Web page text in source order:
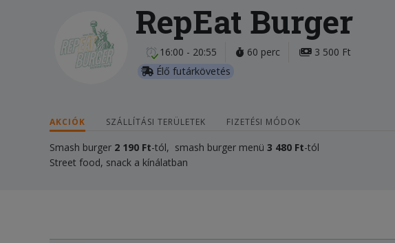
RepEat Burger
16:00 - 20:55 60 perc
3 500 Ft
Élő futárkövetés
AKCIÓK SZÁLLÍTÁSI TERÜLETEK FIZETÉSI MÓDOK
Smash burger 2 190 Ft-tól, smash burger menü 3 480 Ft-tól
Street food, snack a kínálatban